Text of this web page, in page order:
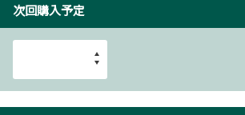
次回購入予定